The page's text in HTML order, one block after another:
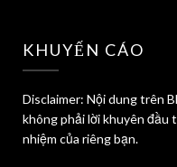
KHUYẾN CÁO
Disclaimer: Nội dung trên
không phải lời khuyên đầu
nhiệm của riêng bạn.